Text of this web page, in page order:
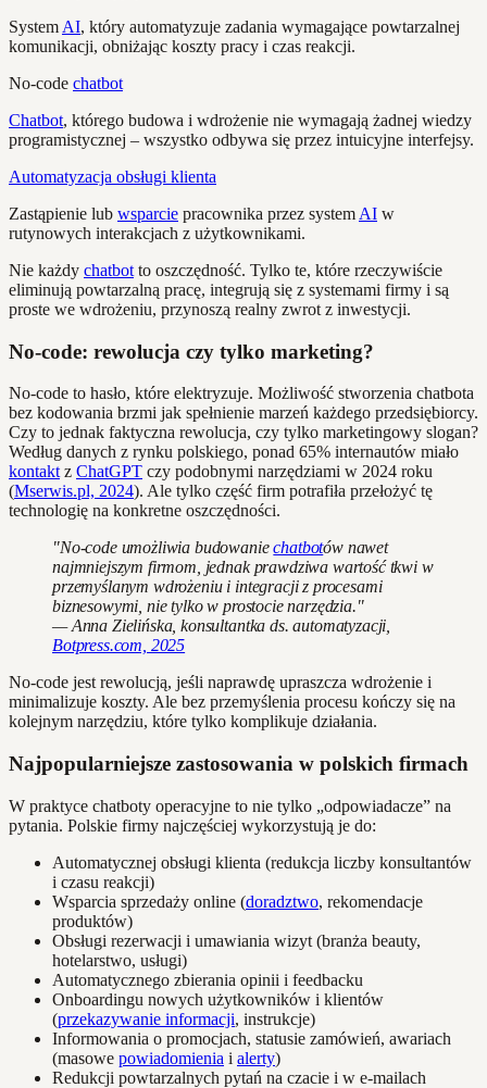
System AI, który automatyzuje zadania wymagające powtarzalnej
komunikacji, obniżając koszty pracy i czas reakcji.
No-code chatbot
Chatbot, którego budowa i wdrożenie nie wymagają żadnej wiedzy
programistycznej – wszystko odbywa się przez intuicyjne interfejsy.
Automatyzacja obsługi klienta
Zastąpienie lub wsparcie pracownika przez system AI w
rutynowych interakcjach z użytkownikami.
Nie każdy chatbot to oszczędność. Tylko te, które rzeczywiście
eliminują powtarzalną pracę, integrują się z systemami firmy i są
proste we wdrożeniu, przynoszą realny zwrot z inwestycji.
No-code: rewolucja czy tylko marketing?
No-code to hasło, które elektryzuje. Możliwość stworzenia chatbota
bez kodowania brzmi jak spełnienie marzeń każdego przedsiębiorcy.
Czy to jednak faktyczna rewolucja, czy tylko marketingowy slogan?
Według danych z rynku polskiego, ponad 65% internautów miało
kontakt z ChatGPT czy podobnymi narzędziami w 2024 roku
(Mserwis.pl, 2024). Ale tylko część firm potrafiła przełożyć tę
technologię na konkretne oszczędności.
"No-code umożliwia budowaniechatbotów nawet
najmniejszym firmom, jednak prawdziwa wartość tkwi w
przemyślanym wdrożeniu i integracji z procesami
biznesowymi, nie tylko w prostocie narzędzia."
— Anna Zielińska, konsultantka ds. automatyzacji,
Botpress.com, 2025
No-code jest rewolucją, jeśli naprawdę upraszcza wdrożenie i
minimalizuje koszty. Ale bez przemyślenia procesu kończy się na
kolejnym narzędziu, które tylko komplikuje działania.
Najpopularniejsze zastosowania w polskich firmach
W praktyce chatboty operacyjne to nie tylko „odpowiadacze” na
pytania. Polskie firmy najczęściej wykorzystują je do:
Automatycznej obsługi klienta (redukcja liczby konsultantów
i czasu reakcji)
Wsparcia sprzedaży online (doradztwo, rekomendacje
produktów)
Obsługi rezerwacji i umawiania wizyt (branża beauty,
hotelarstwo, usługi)
Automatycznego zbierania opinii i feedbacku
Onboardingu nowych użytkowników i klientów
(przekazywanie informacji, instrukcje)
Informowania o promocjach, statusie zamówień, awariach
(masowe powiadomienia i alerty)
Redukcji powtarzalnych pytań na czacie i w e-mailach